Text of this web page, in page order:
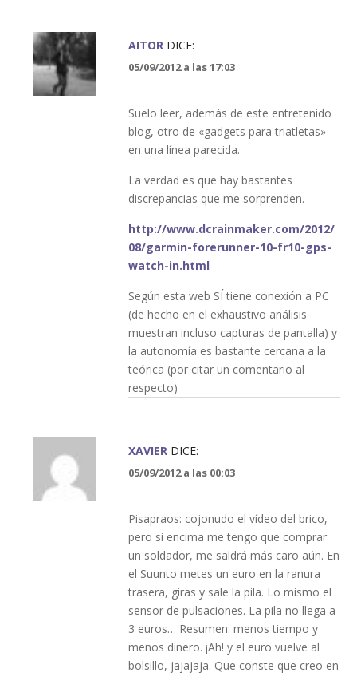
AITOR DICE:
05/09/2012 a las 17:03
Suelo leer, además de este entretenido
blog, otro de «gadgets para triatletas»
en una línea parecida.
La verdad es que hay bastantes
discrepancias que me sorprenden.
http://www.dcrainmaker.com/2012/
08/garmin-forerunner-10-fr10-gps-
watch-in.html
Según esta web SÍ tiene conexión a PC
(de hecho en el exhaustivo análisis
muestran incluso capturas de pantalla) y
la autonomía es bastante cercana a la
teórica (por citar un comentario al
respecto)
XAVIER DICE:
05/09/2012 a las 00:03
Pisapraos: cojonudo el vídeo del brico,
pero si encima me tengo que comprar
un soldador, me saldrá más caro aún. En
el Suunto metes un euro en la ranura
trasera, giras y sale la pila. Lo mismo el
sensor de pulsaciones. La pila no llega a
3 euros… Resumen: menos tiempo y
menos dinero. ¡Ah! y el euro vuelve al
bolsillo, jajajaja. Que conste que creo en